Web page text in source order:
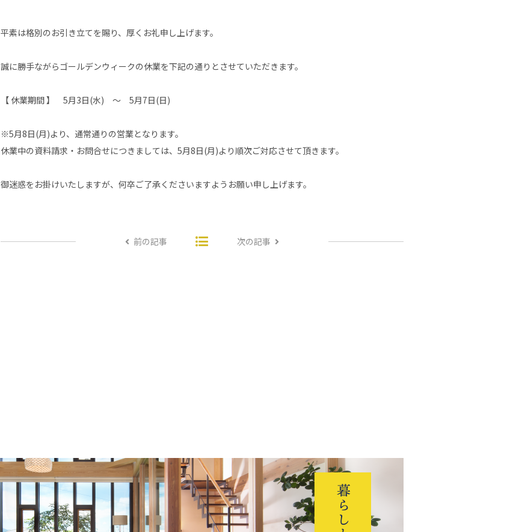
平素は格別のお引き立てを賜り、厚くお礼申し上げます。
誠に勝手ながらゴールデンウィークの休業を下記の通りとさせていただきます。
【 休業期間 】 5月3日(水) ～ 5月7日(日)
※5月8日(月)より、通常通りの営業となります。
休業中の資料請求・お問合せにつきましては、5月8日(月)より順次ご対応させて頂きます。
御迷惑をお掛けいたしますが、何卒ご了承くださいますようお願い申し上げます。
前の記事 次の記事